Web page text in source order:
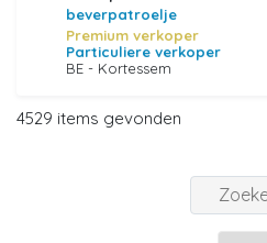
beverpatroelje
Premium verkoper
Particuliere verkoper
BE - Kortessem
4529 items gevonden